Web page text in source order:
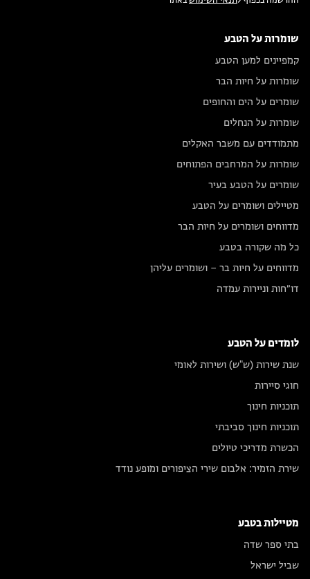
שומרות על הטבע
קמפיינים למען הטבע
שומרות על חיות הבר
שומרים על הים והחופים
שומרות על הנחלים
מתמודדים עם משבר האקלים
שומרות על המרחבים הפתוחים
שומרים על הטבע בעיר
מטיילים ושומרים על הטבע
מדווחים ושומרים על חיות הבר
כל מה שקורה בטבע
מדווחים על חיות בר – ושומרים עליהן
דו״חות וניירות עמדה
לומדים על הטבע
שנת שירות (ש"ש) ושירות לאומי
חוגי סיירות
תוכניות חינוך
תוכניות חינוך סביבתי
הכשרת מדריכי טיולים
שירת הזמיר: אלבום שירי הציפורים ומופע נודד
מטיילות בטבע
בתי ספר שדה
שביל ישראל